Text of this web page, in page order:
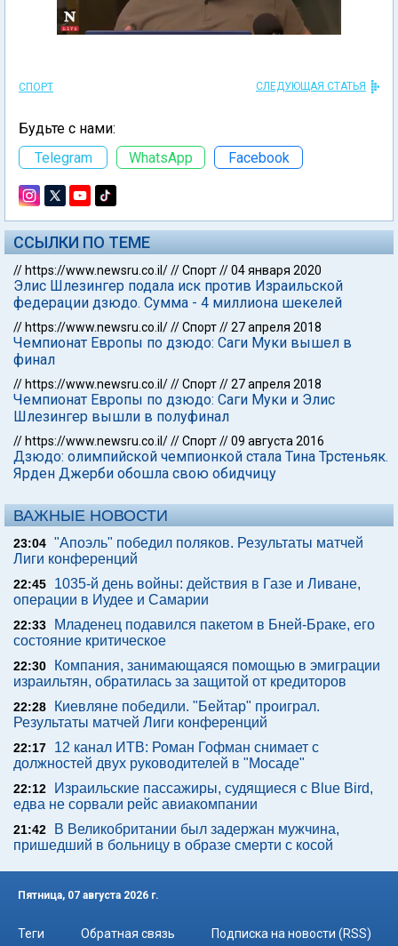
СПОРТ СЛЕДУЮЩАЯ СТАТЬЯ
Будьте с нами:
Telegram
WhatsApp Facebook
ССЫЛКИ ПО ТЕМЕ
// https://www.newsru.co.il///Спорт//04 января 2020
Элис Шлезингер подала иск против Израильской
федерации дзюдо. Сумма - 4 миллиона шекелей
// https://www.newsru.co.il///Спорт//27 апреля 2018
Чемпионат Европы по дзюдо: Саги Муки вышел в
финал
// https://www.newsru.co.il///Спорт//27 апреля 2018
Чемпионат Европы по дзюдо: Саги Муки и Элис
Шлезингер вышли в полуфинал
// https://www.newsru.co.il///Спорт//09 августа 2016
Дзюдо: олимпийской чемпионкой стала Тина Трстеньяк.
Ярден Джерби обошла свою обидчицу
ВАЖНЫЕ НОВОСТИ
23:04 "Апоэль" победил поляков. Результаты матчей
Лиги конференций
22:45
1035-й день войны: действия в Газе и Ливане,
операции в Иудее и Самарии
22:33
Младенец подавился пакетом в Бней-Браке, его
состояние критическое
22:30
Компания, занимающаяся помощью в эмиграции
израильтян, обратилась за защитой от кредиторов
22:28
Киевляне победили. "Бейтар" проиграл.
Результаты матчей Лиги конференций
22:17
12 канал ИТВ: Роман Гофман снимает с
должностей двух руководителей в "Мосаде"
22:12
Израильские пассажиры, судящиеся с Blue Bird,
едва не сорвали рейс авиакомпании
21:42
В Великобритании был задержан мужчина,
пришедший в больницу в образе смерти с косой
Пятница, 07 августа 2026 г.
Теги Обратная связь Подписка на новости (RSS)